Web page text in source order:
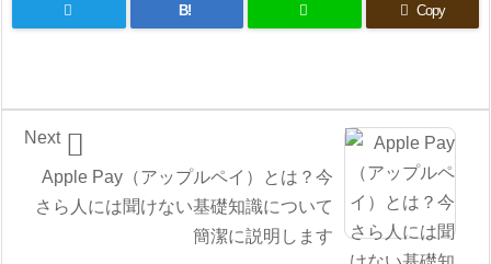
B! Copy
Apple Pay（アップルペイ）とは？今
さら人には聞けない基礎知識について
簡潔に説明します

Next